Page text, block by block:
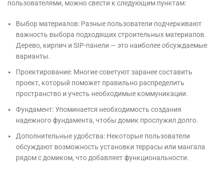
пользователями, можно свести к следующим пунктам:
Выбор материалов: Разные пользователи подчеркивают
важность выбора подходящих строительных материалов.
Дерево, кирпич и SIP-панели — это наиболее обсуждаемые
варианты.
Проектирование: Многие советуют заранее составить
проект, который поможет правильно распределить
пространство и учесть необходимые коммуникации.
Фундамент: Упоминается необходимость создания
надежного фундамента, чтобы домик прослужил долго.
Дополнительные удобства: Некоторые пользователи
обсуждают возможность установки террасы или мангала
рядом с домиком, что добавляет функциональности.